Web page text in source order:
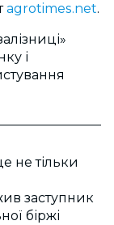
agrotimes.net.
і
не тільки
заступник
біржі